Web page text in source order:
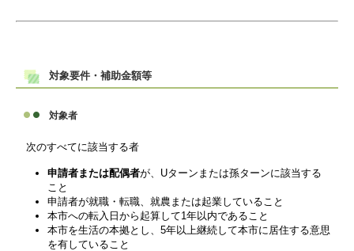
対象要件・補助金額等
対象者
次のすべてに該当する者
申請者または配偶者が、Uターンまたは孫ターンに該当する
こと
申請者が就職・転職、就農または起業していること
本市への転入日から起算して1年以内であること
本市を生活の本拠とし、5年以上継続して本市に居住する意思
を有していること